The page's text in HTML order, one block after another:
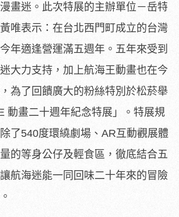
畫迷。此次特展的主辦單位－岳特
唯表示：在台北西門町成立的台灣
年適逢營運滿五週年。五年來受到
大力支持，加上航海王動畫也在今
為了回饋廣大的粉絲特別於松菸舉
動畫二十週年紀念特展」。特展規
了540度環繞劇場、AR互動觀展體
的等身公仔及輕食區，徹底結合五
航海迷能一同回味二十年來的冒險